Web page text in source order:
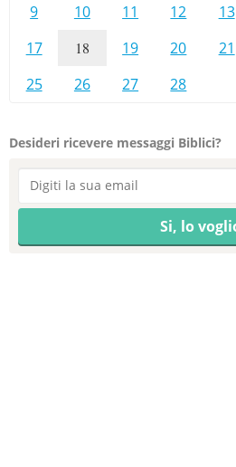
9
10 11 12 13
17
18 19 20 21
25
26 27 28
Desideri ricevere messaggi Biblici?